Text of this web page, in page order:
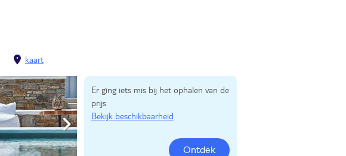
kaart
Er ging iets mis bij het ophalen van de
prijs
Bekijk beschikbaarheid
Ontdek